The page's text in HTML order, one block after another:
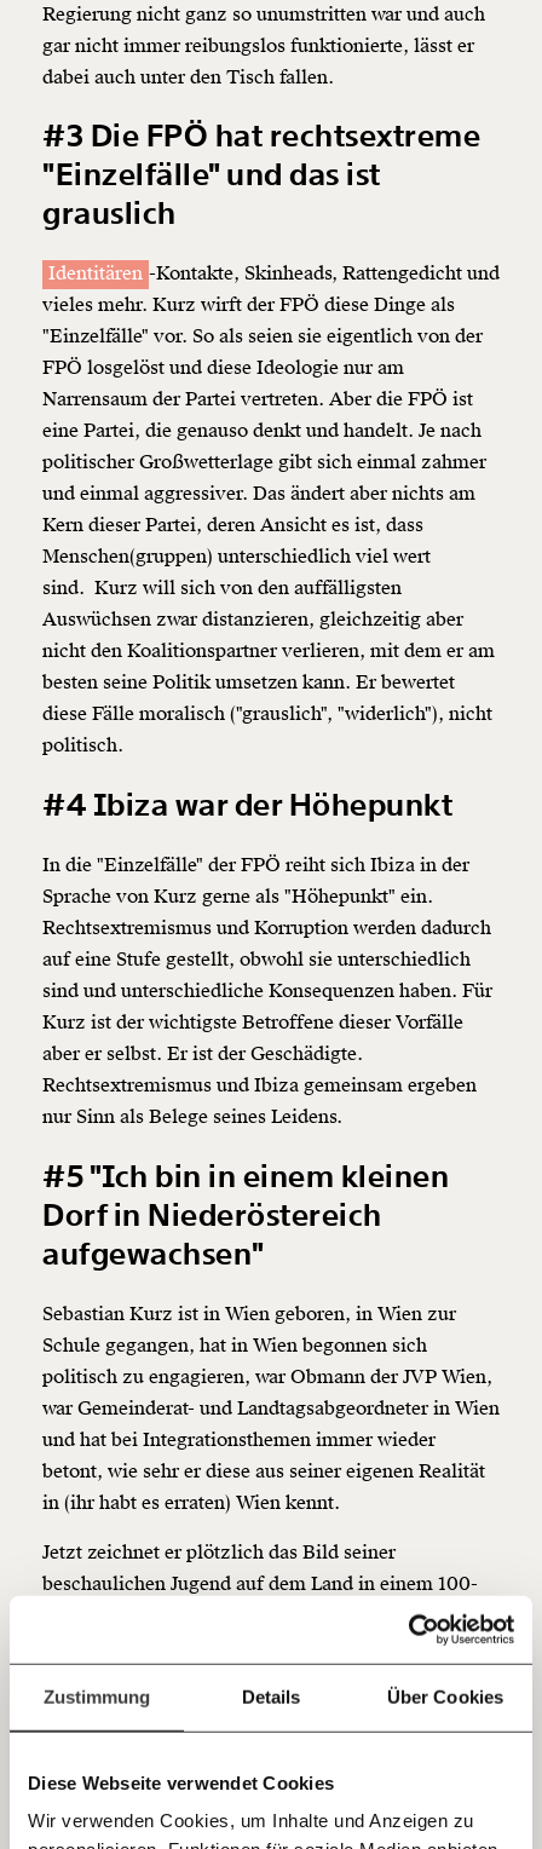
Zustimmung Details Über Cookies
Diese Webseite verwendet Cookies
Wir verwenden Cookies, um Inhalte und Anzeigen zu
Veränderung
beginnt mit Dir!
WerdeFördermitgliedund wir können gemeinsam
unsere Wirtschaft so gestalten, dass sie für alle
funktioniert. Unsere Recherchen sind für alle frei im
Netz. Unabhängig und werbefrei. Und das wird auch
so bleiben. Kämpf’ mit uns für den Fortschritt und
unterstütze uns mit Deinem Mitgliedsbeitrag.
Du überweist lieber direkt?
Hier unsere IBAN: AT34 4300 0498 0007 6017
Kontoinhaber: Momentum Institut - Verein für
sozialen Fortschritt
Jetzt
einfach
teilen.
Regierung nicht ganz so unumstritten war und auch
gar nicht immer reibungslos funktionierte, lässt er
dabei auch unter den Tisch fallen.
#3 Die FPÖ hat rechtsextreme
"Einzelfälle" und das ist
grauslich
Identitären -Kontakte, Skinheads, Rattengedicht und
vieles mehr. Kurz wirft der FPÖ diese Dinge als
"Einzelfälle" vor. So als seien sie eigentlich von der
FPÖ losgelöst und diese Ideologie nur am
Narrensaum der Partei vertreten. Aber die FPÖ ist
eine Partei, die genauso denkt und handelt. Je nach
politischer Großwetterlage gibt sich einmal zahmer
und einmal aggressiver. Das ändert aber nichts am
Kern dieser Partei, deren Ansicht es ist, dass
Menschen(gruppen) unterschiedlich viel wert
sind. Kurz will sich von den auffälligsten
Auswüchsen zwar distanzieren, gleichzeitig aber
nicht den Koalitionspartner verlieren, mit dem er am
besten seine Politik umsetzen kann. Er bewertet
diese Fälle moralisch ("grauslich", "widerlich"), nicht
politisch.
#4 Ibiza war der Höhepunkt
In die "Einzelfälle" der FPÖ reiht sich Ibiza in der
Sprache von Kurz gerne als "Höhepunkt" ein.
Rechtsextremismus und Korruption werden dadurch
auf eine Stufe gestellt, obwohl sie unterschiedlich
sind und unterschiedliche Konsequenzen haben. Für
Kurz ist der wichtigste Betroffene dieser Vorfälle
aber er selbst. Er ist der Geschädigte.
Rechtsextremismus und Ibiza gemeinsam ergeben
nur Sinn als Belege seines Leidens.
#5 "Ich bin in einem kleinen
Dorf in Niederöstereich
aufgewachsen"
Sebastian Kurz ist in Wien geboren, in Wien zur
Schule gegangen, hat in Wien begonnen sich
politisch zu engagieren, war Obmann der JVP Wien,
war Gemeinderat- und Landtagsabgeordneter in Wien
und hat bei Integrationsthemen immer wieder
betont, wie sehr er diese aus seiner eigenen Realität
in (ihr habt es erraten) Wien kennt.
Jetzt zeichnet er plötzlich das Bild seiner
beschaulichen Jugend auf dem Land in einem 100-
Haben sie immer richtig
gelegen? Konnten Sie die